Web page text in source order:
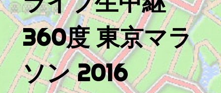
360度 東京マラ
ソン 2016